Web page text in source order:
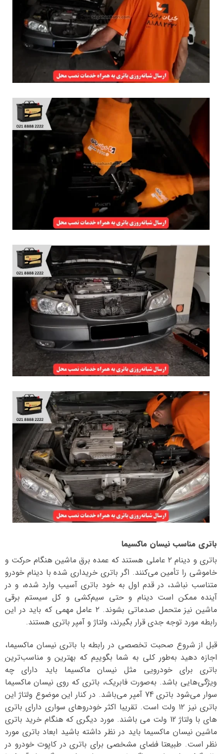
باتری مناسب نیسان ماکسیما
باتری و دینام ۲ عاملی هستند که عمده برق ماشین هنگام حرکت و
خاموشی را تأمین می‌کنند. اگر باتری خریداری شده با دینام خودرو
متناسب نباشد، در قدم اول به خود باتری آسیب وارد شده، و در
آینده ممکن است دینام و حتی سیم‌کشی و کل سیستم برقی
ماشین نیز متحمل صدماتی بشوند. ۲ عامل مهمی که باید در این
رابطه مورد توجه جدی قرار بگیرند، ولتاژ و آمپر باتری هستند.
قبل از شروع صحبت تخصصی در رابطه با باتری نیسان ماکسیما،
اجازه دهید به‌طور کلی به شما بگوییم که بهترین و مناسب‌ترین
باتری برای خودرویی مثل نیسان ماکسیما باید دارای چه
ویژگی‌هایی باشد. به‌صورت فابریک، باتری که روی نیسان ماکسیما
سوار می‌شود باتری 74 آمپر می‌باشد. در کنار این موضوع ولتاژ این
باتری نیز ۱۲ ولت است. تقریبا اکثر خودروهای سواری دارای باتری
های با ولتاژ 12 ولت می باشند. مورد دیگری که هنگام خرید باتری
ماشین نیسان ماکسیما باید در نظر داشته باشید ابعاد باتری مورد
نظر است. طبیعتا فضای مشخصی برای باتری در کاپوت خودرو در